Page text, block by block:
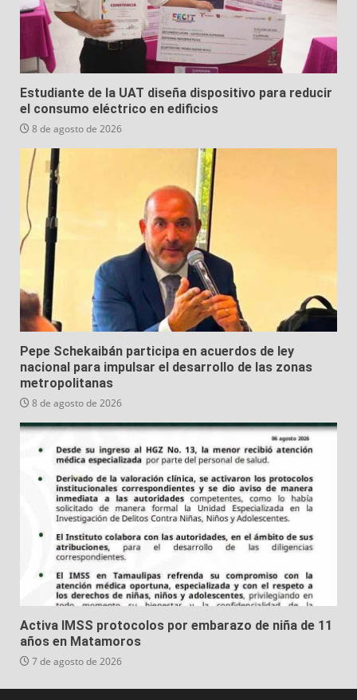
Estudiante de la UAT diseña dispositivo para reducir
el consumo eléctrico en edificios
8 de agosto de 2026
Pepe Schekaibán participa en acuerdos de ley
nacional para impulsar el desarrollo de las zonas
metropolitanas
8 de agosto de 2026
Activa IMSS protocolos por embarazo de niña de 11
años en Matamoros
7 de agosto de 2026